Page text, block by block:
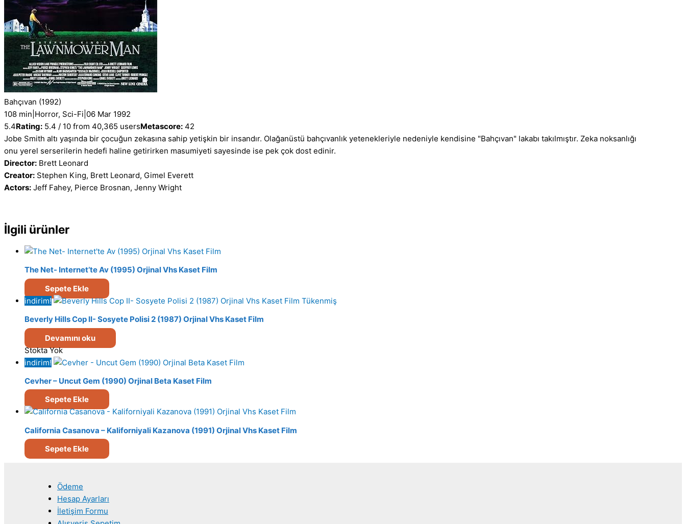
Bahçıvan (1992)
108 min Horror, Sci-Fi 06 Mar 1992
5.4Rating: 5.4 / 10 from 40,365 usersMetascore: 42
Jobe Smith altı yaşında bir çocuğun zekasına sahip yetişkin bir insandır. Olağanüstü bahçıvanlık yetenekleriyle nedeniyle kendisine "Bahçıvan" lakabı takılmıştır. Zeka noksanlığı
onu yerel serserilerin hedefi haline getirirken masumiyeti sayesinde ise pek çok dost edinir.
Director: Brett Leonard
Creator: Stephen King, Brett Leonard, Gimel Everett
Actors: Jeff Fahey, Pierce Brosnan, Jenny Wright
İlgili ürünler
The Net- Internet’te Av (1995) Orjinal Vhs Kaset Film
Sepete Ekle
indirim!
Tükenmiş
Beverly Hills Cop II- Sosyete Polisi 2 (1987) Orjinal Vhs Kaset Film
Devamını oku
Stokta Yok
indirim!
Cevher – Uncut Gem (1990) Orjinal Beta Kaset Film
Sepete Ekle
California Casanova – Kaliforniyali Kazanova (1991) Orjinal Vhs Kaset Film
Sepete Ekle
Ödeme
Hesap Ayarları
İletişim Formu